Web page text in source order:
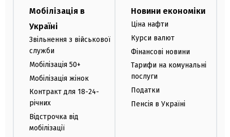
Мобілізація в
Україні
Звільнення з військової
служби
Мобілізація 50+
Мобілізація жінок
Контракт для 18-24-
річних
Відстрочка від
мобілізації
Новини економіки
Ціна нафти
Курси валют
Фінансові новини
Тарифи на комунальні
послуги
Податки
Пенсія в Україні